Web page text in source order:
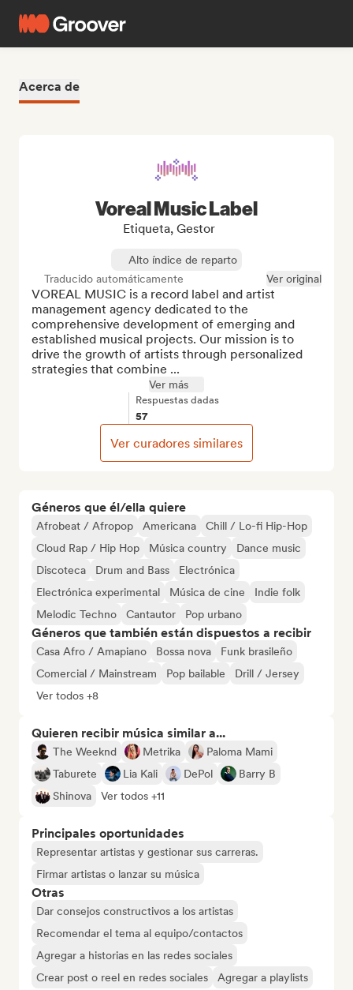
Acerca de
Géneros que él/ella quiere
Afrobeat / Afropop Americana
Chill / Lo-fi Hip-Hop
Cloud Rap / Hip Hop
Música country
Dance music
Discoteca
Drum and Bass
Electrónica
Electrónica experimental
Música de cine
Indie folk
Melodic Techno
Cantautor Pop urbano
Géneros que también están dispuestos a recibir
Casa Afro / Amapiano Bossa nova
Funk brasileño
Comercial / Mainstream
Pop bailable
Drill / Jersey
Ver todos +8
Quieren recibir música similar a...
The Weeknd Metrika
Paloma Mami
Taburete
Lia Kali DePol
Barry B
Shinova
Ver todos +11
Principales oportunidades
Representar artistas y gestionar sus carreras.
Firmar artistas o lanzar su música
Otras
Dar consejos constructivos a los artistas
Recomendar el tema al equipo/contactos
Agregar a historias en las redes sociales
Crear post o reel en redes sociales
Agregar a playlists
Voreal Music Label
Etiqueta, Gestor
Alto índice de reparto
Traducido automáticamente
Ver original
VOREAL MUSIC is a record label and artist
management agency dedicated to the
comprehensive development of emerging and
established musical projects. Our mission is to
drive the growth of artists through personalized
strategies that combine ...
Ver más
Respuestas dadas
57
Ver curadores similares